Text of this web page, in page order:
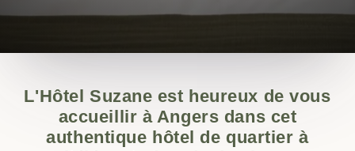
L'Hôtel Suzane est heureux de vous
accueillir à Angers dans cet
authentique hôtel de quartier à